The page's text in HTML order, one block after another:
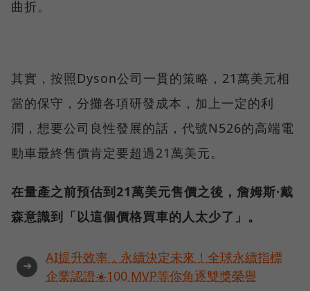
曲折。
其實，按照Dyson公司一貫的策略，21萬美元相
當的保守，分攤各項研發成本，加上一定的利
潤，想要公司良性發展的話，代號N526的高端電
動車最終售價肯定要超過21萬美元。
在量產之前預估到21萬美元售價之後，詹姆斯·戴
森意識到「以這個價格買車的人太少了」。
➜
AI提升效率，永續決定未來！全球永續指標
企業認證☀️100 MVP等你角逐雙獎榮譽